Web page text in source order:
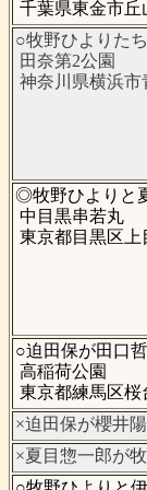
千葉県東金市丘
○牧野ひよりた
田奈第2公園
神奈川県横浜市
◎牧野ひよりと
中目黒串若丸
東京都目黒区上
○迫田保が田口
高稲荷公園
東京都練馬区桜
×迫田保が櫻井
×夏目惣一郎が